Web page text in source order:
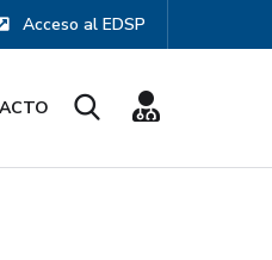
Acceso al EDSP